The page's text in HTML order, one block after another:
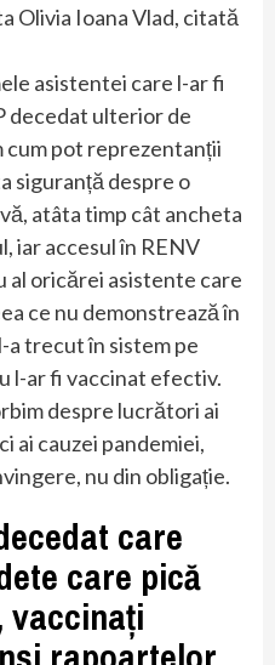
Olivia Ioana Vlad, citată
asistentei care l-ar fi
decedat ulterior de
pot reprezentanții
siguranță despre o
atâta timp cât ancheta
iar accesul în RENV
al oricărei asistente care
ce nu demonstrează în
a trecut în sistem pe
l-ar fi vaccinat efectiv.
despre lucrători ai
ai cauzei pandemiei,
nu din obligație.
care
care pică
vaccinați